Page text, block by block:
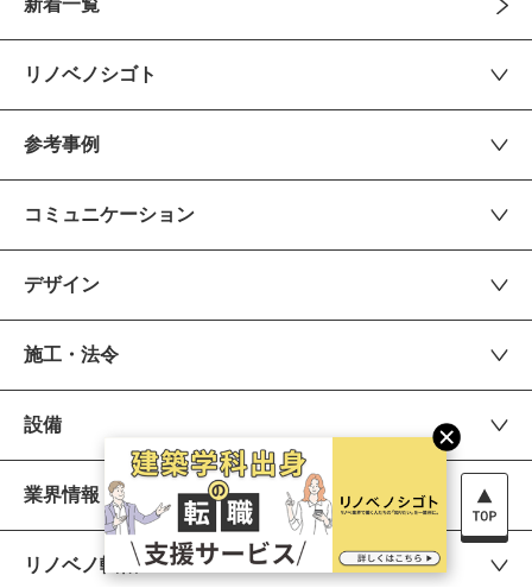
リノベノシゴト
参考事例
コミュニケーション
デザイン
施工・法令
設備
業界情報
リノベノ転職